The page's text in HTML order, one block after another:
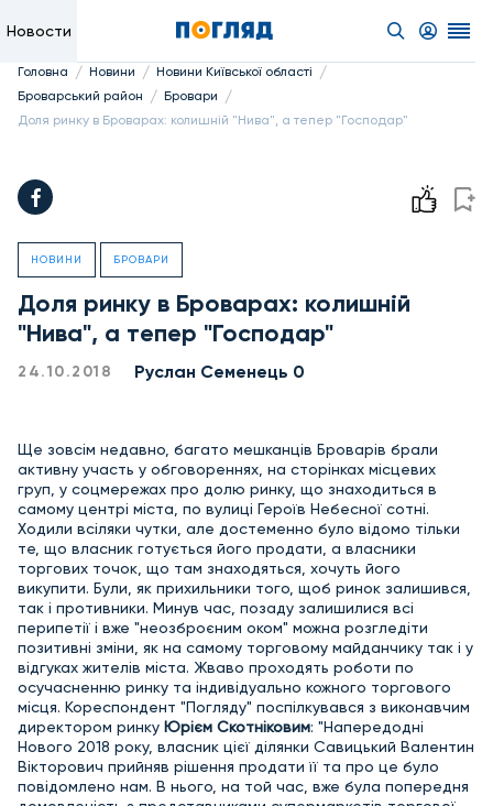
Новости
Головна / Новини / Новини Київської області /
Броварський район / Бровари /
Доля ринку в Броварах: колишній "Нива", а тепер "Господар"
НОВИНИ БРОВАРИ
Доля ринку в Броварах: колишній
"Нива", а тепер "Господар"
24.10.2018 Руслан Семенець 0
Ще зовсім недавно, багато мешканців Броварів брали
активну участь у обговореннях, на сторінках місцевих
груп, у соцмережах про долю ринку, що знаходиться в
самому центрі міста, по вулиці Героїв Небесної сотні.
Ходили всіляки чутки, але достеменно було відомо тільки
те, що власник готується його продати, а власники
торгових точок, що там знаходяться, хочуть його
викупити. Були, як прихильники того, щоб ринок залишився,
так і противники. Минув час, позаду залишилися всі
перипетії і вже "неозброєним оком" можна розгледіти
позитивні зміни, як на самому торговому майданчику так і у
відгуках жителів міста. Жваво проходять роботи по
осучасненню ринку та індивідуально кожного торгового
місця. Кореспондент "Погляду" поспілкувався з виконавчим
директором ринку Юрієм Скотніковим: "Напередодні
Нового 2018 року, власник цієї ділянки Савицький Валентин
Вікторович прийняв рішення продати її та про це було
повідомлено нам. В нього, на той час, вже була попередня